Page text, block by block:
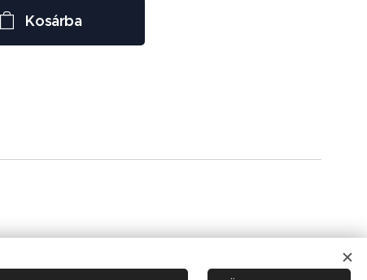
Kosárba